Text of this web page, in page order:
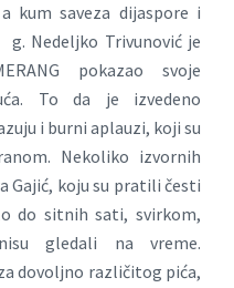
kum saveza dijaspore i
Nedeljko Trivunović je
pokazao svoje
To da je izvedeno
i burni aplauzi, koji su
Nekoliko izvornih
Gajić, koju su pratili česti
do sitnih sati, svirkom,
gledali na vreme.
dovoljno različitog pića,